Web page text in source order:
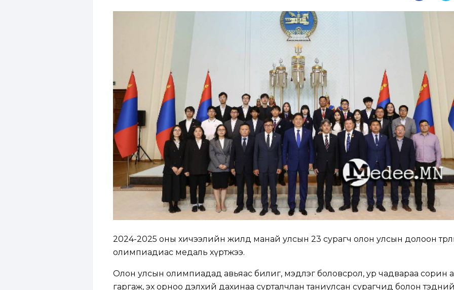
2024-2025 оны хичээлийн жилд манай улсын 23 сурагч олон улсын долоон
олимпиадиас медаль хүртжээ.
Олон улсын олимпиадад авьяас билиг, мэдлэг боловсрол, ур чадвараа сорин
гаргаж, эх орноо дэлхий дахинаа сурталчлан таниулсан сурагчид болон